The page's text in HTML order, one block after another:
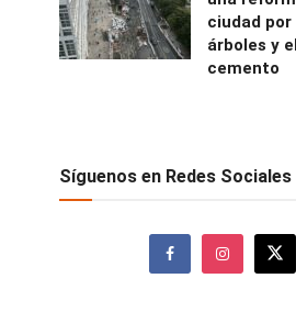
ciudad
árboles y
cemento
Síguenos en Redes Sociales